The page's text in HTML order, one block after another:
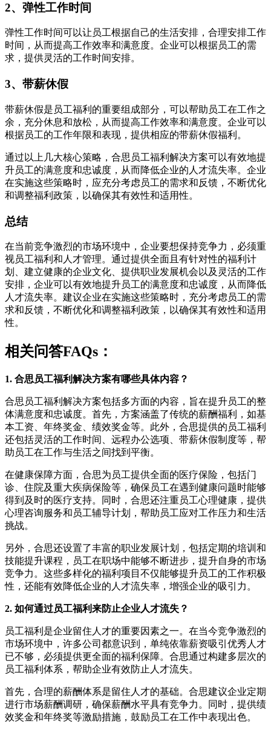
2、弹性工作时间
弹性工作时间可以让员工根据自己的生活安排，合理安排工作
时间，从而提高工作效率和满意度。企业可以根据员工的需
求，提供灵活的工作时间安排。
3、带薪休假
带薪休假是员工福利的重要组成部分，可以帮助员工在工作之
余，充分休息和放松，从而提高工作效率和满意度。企业可以
根据员工的工作年限和表现，提供相应的带薪休假福利。
通过以上几大核心策略，合思员工福利解决方案可以有效地提
升员工的满意度和忠诚度，从而降低企业的人才流失率。企业
在实施这些策略时，应充分考虑员工的需求和反馈，不断优化
和调整福利政策，以确保其有效性和适用性。
总结
在当前竞争激烈的市场环境中，企业要想保持竞争力，必须重
视员工福利和人才管理。通过提供全面且有针对性的福利计
划、建立健康的企业文化、提供职业发展机会以及灵活的工作
安排，企业可以有效地提升员工的满意度和忠诚度，从而降低
人才流失率。建议企业在实施这些策略时，充分考虑员工的需
求和反馈，不断优化和调整福利政策，以确保其有效性和适用
性。
相关问答FAQs：
1. 合思员工福利解决方案有哪些具体内容？
合思员工福利解决方案包括多方面的内容，旨在提升员工的整
体满意度和忠诚度。首先，方案涵盖了传统的薪酬福利，如基
本工资、年终奖金、绩效奖金等。此外，合思提供的员工福利
还包括灵活的工作时间、远程办公选项、带薪休假制度等，帮
助员工在工作与生活之间找到平衡。
在健康保障方面，合思为员工提供全面的医疗保险，包括门
诊、住院及重大疾病保险等，确保员工在遇到健康问题时能够
得到及时的医疗支持。同时，合思还注重员工心理健康，提供
心理咨询服务和员工辅导计划，帮助员工应对工作压力和生活
挑战。
另外，合思还设置了丰富的职业发展计划，包括定期的培训和
技能提升课程，员工在职场中能够不断进步，提升自身的市场
竞争力。这些多样化的福利项目不仅能够提升员工的工作积极
性，还能有效降低企业的人才流失率，增强企业的吸引力。
2. 如何通过员工福利来防止企业人才流失？
员工福利是企业留住人才的重要因素之一。在当今竞争激烈的
市场环境中，许多公司都意识到，单纯依靠薪资吸引优秀人才
已不够，必须提供更全面的福利保障。合思通过构建多层次的
员工福利体系，帮助企业有效防止人才流失。
首先，合理的薪酬体系是留住人才的基础。合思建议企业定期
进行市场薪酬调研，确保薪酬水平具有竞争力。同时，提供绩
效奖金和年终奖等激励措施，鼓励员工在工作中表现出色。